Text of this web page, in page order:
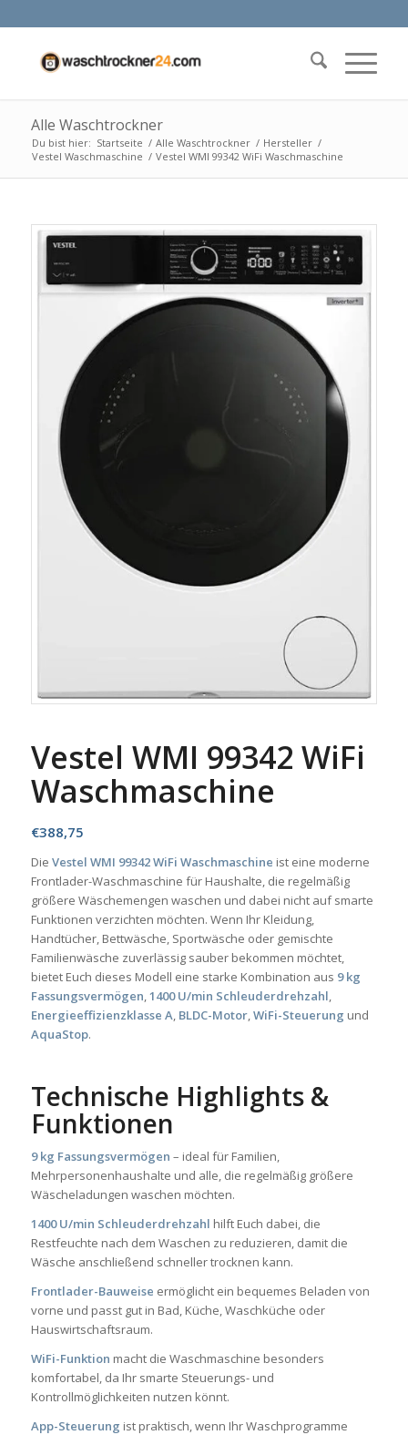
Alle Waschtrockner
Du bist hier: Startseite / Alle Waschtrockner / Hersteller /
Vestel Waschmaschine / Vestel WMI 99342 WiFi Waschmaschine
Vestel WMI 99342 WiFi
Waschmaschine
€388,75
Die Vestel WMI 99342 WiFi Waschmaschine ist eine moderne
Frontlader-Waschmaschine für Haushalte, die regelmäßig
größere Wäschemengen waschen und dabei nicht auf smarte
Funktionen verzichten möchten. Wenn Ihr Kleidung,
Handtücher, Bettwäsche, Sportwäsche oder gemischte
Familienwäsche zuverlässig sauber bekommen möchtet,
bietet Euch dieses Modell eine starke Kombination aus 9 kg
Fassungsvermögen,1400 U/min Schleuderdrehzahl,
Energieeffizienzklasse A, BLDC-Motor,WiFi-Steuerung und
AquaStop.
Technische Highlights &
Funktionen
9 kg Fassungsvermögen – ideal für Familien,
Mehrpersonenhaushalte und alle, die regelmäßig größere
Wäscheladungen waschen möchten.
1400 U/min Schleuderdrehzahl hilft Euch dabei, die
Restfeuchte nach dem Waschen zu reduzieren, damit die
Wäsche anschließend schneller trocknen kann.
Frontlader-Bauweise ermöglicht ein bequemes Beladen von
vorne und passt gut in Bad, Küche, Waschküche oder
Hauswirtschaftsraum.
WiFi-Funktion macht die Waschmaschine besonders
komfortabel, da Ihr smarte Steuerungs- und
Kontrollmöglichkeiten nutzen könnt.
App-Steuerung ist praktisch, wenn Ihr Waschprogramme